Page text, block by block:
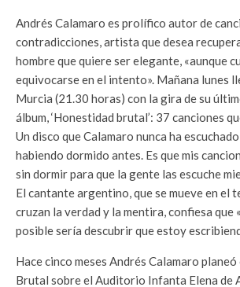
Andrés Calamaro es prolífico autor de
contradicciones, artista que desea
hombre que quiere ser elegante, «aunque
equivocarse en el intento». Mañana lunes
Murcia (21.30 horas) con la gira de su
álbum, ‘Honestidad brutal’: 37 canciones
Un disco que Calamaro nunca ha
habiendo dormido antes. Es que mis
sin dormir para que la gente las escuche
El cantante argentino, que se mueve en el
cruzan la verdad y la mentira, confiesa que
posible sería descubrir que estoy
Hace cinco meses Andrés Calamaro
Brutal sobre el Auditorio Infanta Elena de